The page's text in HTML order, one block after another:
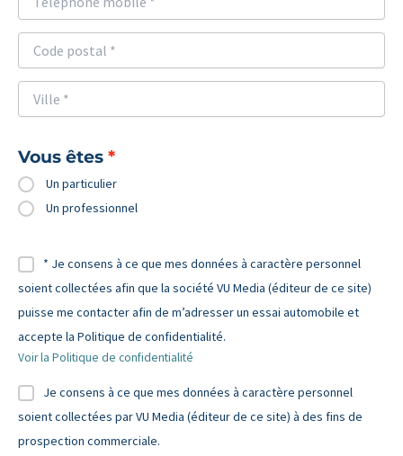
Vous êtes
Un particulier
Un professionnel
* Je consens à ce que mes données à caractère personnel
soient collectées afin que la société VU Media (éditeur de ce site)
puisse me contacter afin de m’adresser un essai automobile et
accepte la Politique de confidentialité.
Voir la Politique de confidentialité
Je consens à ce que mes données à caractère personnel
soient collectées par VU Media (éditeur de ce site) à des fins de
prospection commerciale.